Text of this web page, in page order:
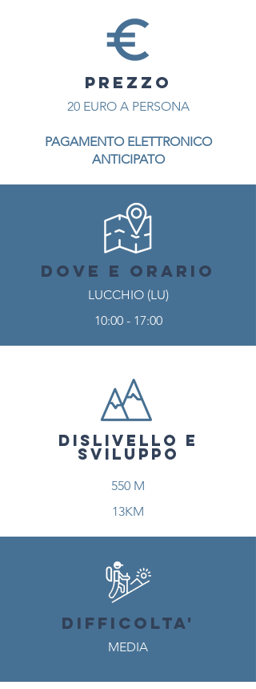
PREZZO
20 EURO A PERSONA
PAGAMENTO ELETTRONICO
ANTICIPATO
DOVE E ORARIO
LUCCHIO (LU)
10:00 - 17:00
DISLIVELLO E
SVILUPPO
550 M
13KM
DIFFICOLTA'
MEDIA